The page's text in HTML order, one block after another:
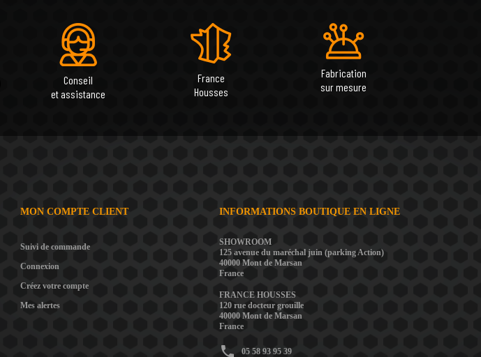
Conseil
et assistance
France
Housses
Fabrication
sur mesure
MON COMPTE CLIENT
Suivi de commande
Connexion
Créez votre compte
Mes alertes
INFORMATIONS BOUTIQUE EN LIGNE
SHOWROOM
125 avenue du maréchal juin (parking Action)
40000 Mont de Marsan
France
FRANCE HOUSSES
120 rue docteur grouille
40000 Mont de Marsan
France
phone 05 58 93 95 39